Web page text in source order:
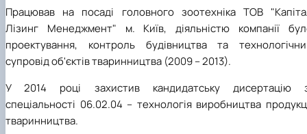
Працював на посаді головного зоотехніка ТОВ
Лізинг Менеджмент" м. Київ, діяльністю компанії
проектування, контроль будівництва та
супровід об'єктів тваринництва (2009 – 2013).
У 2014 році захистив кандидатську дисертацію
спеціальності 06.02.04 – технологія виробництва
тваринництва.